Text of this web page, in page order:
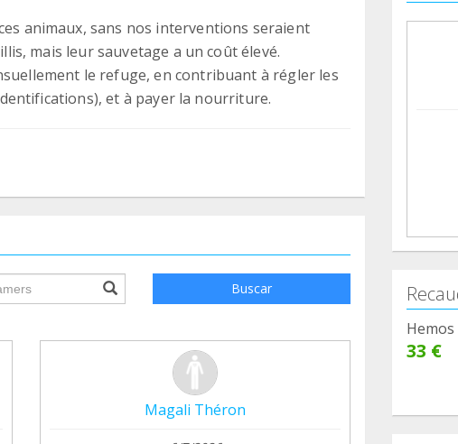
animaux, sans nos interventions seraient
mais leur sauvetage a un coût élevé.
le refuge, en contribuant à régler les
et à payer la nourriture.
Buscar
Magali Théron
33 €